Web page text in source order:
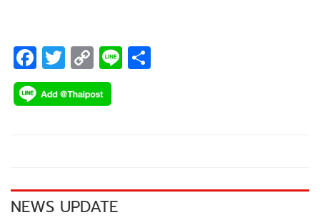
F
ac
e
k
T
wi
tt
C
o
p
k
Li
NEWS UPDATE